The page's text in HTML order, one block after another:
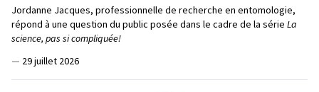
Jordanne Jacques, professionnelle de recherche en entomologie,
répond à une question du public posée dans le cadre de la série La
science, pas si compliquée!
— 29 juillet 2026